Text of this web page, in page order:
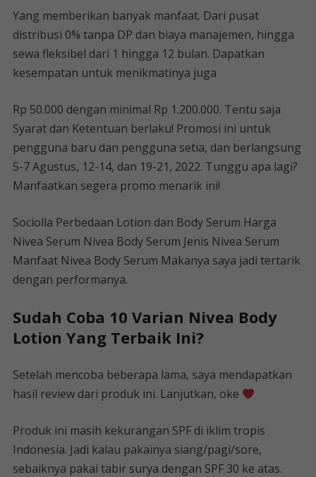
Yang memberikan banyak manfaat. Dari pusat
distribusi 0% tanpa DP dan biaya manajemen, hingga
sewa fleksibel dari 1 hingga 12 bulan. Dapatkan
kesempatan untuk menikmatinya juga
Rp 50.000 dengan minimal Rp 1.200.000. Tentu saja
Syarat dan Ketentuan berlaku! Promosi ini untuk
pengguna baru dan pengguna setia, dan berlangsung
5-7 Agustus, 12-14, dan 19-21, 2022. Tunggu apa lagi?
Manfaatkan segera promo menarik ini!
Sociolla Perbedaan Lotion dan Body Serum Harga
Nivea Serum Nivea Body Serum Jenis Nivea Serum
Manfaat Nivea Body Serum Makanya saya jadi tertarik
dengan performanya.
Sudah Coba 10 Varian Nivea Body
Lotion Yang Terbaik Ini?
Setelah mencoba beberapa lama, saya mendapatkan
hasil review dari produk ini. Lanjutkan, oke
Produk ini masih kekurangan SPF di iklim tropis
Indonesia. Jadi kalau pakainya siang/pagi/sore,
sebaiknya pakai tabir surya dengan SPF 30 ke atas.